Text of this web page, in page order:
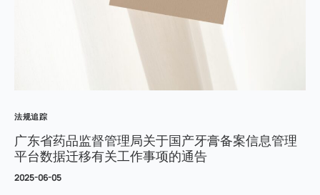
法规追踪
广东省药品监督管理局关于国产牙膏备案信息管理
平台数据迁移有关工作事项的通告
2025-06-05